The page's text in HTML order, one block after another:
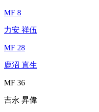
MF 8
力安 祥伍
MF 28
鹿沼 直生
MF 36
吉永 昇偉